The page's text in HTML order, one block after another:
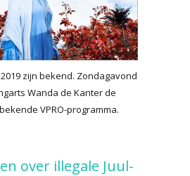
zijn bekend. Zondagavond
Wanda de Kanter de
VPRO-programma.
over illegale Juul-